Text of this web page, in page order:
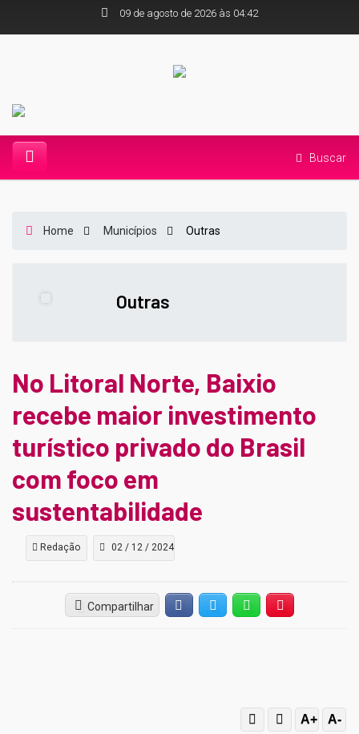
09 de agosto de 2026 às 04:42
Buscar
Home Municípios Outras
Outras
No Litoral Norte, Baixio
recebe maior investimento
turístico privado do Brasil
com foco em
sustentabilidade
Redação 02 / 12 / 2024
Compartilhar FacebookTwitter Whatsapp
A+ A-